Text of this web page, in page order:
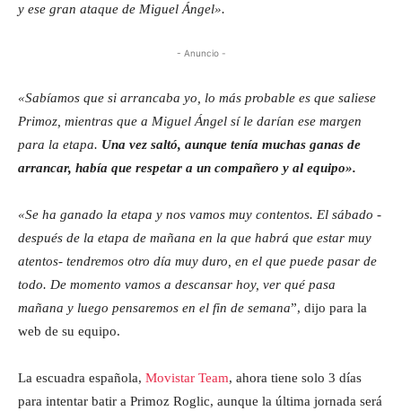
y ese gran ataque de Miguel Ángel».
- Anuncio -
«Sabíamos que si arrancaba yo, lo más probable es que saliese
Primoz, mientras que a Miguel Ángel sí le darían ese margen
para la etapa. Una vez saltó, aunque tenía muchas ganas de
arrancar, había que respetar a un compañero y al equipo».
«Se ha ganado la etapa y nos vamos muy contentos. El sábado -
después de la etapa de mañana en la que habrá que estar muy
atentos- tendremos otro día muy duro, en el que puede pasar de
todo. De momento vamos a descansar hoy, ver qué pasa
mañana y luego pensaremos en el fin de semana”, dijo para la
web de su equipo.
La escuadra española, Movistar Team, ahora tiene solo 3 días
para intentar batir a Primoz Roglic, aunque la última jornada será